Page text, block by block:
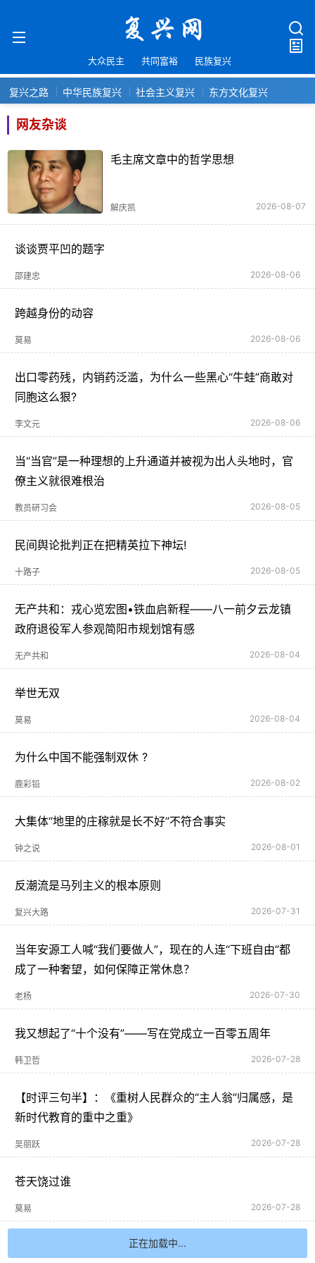
大众民主 共同富裕 民族复兴
复兴之路 中华民族复兴 社会主义复兴 东方文化复兴
网友杂谈
毛主席文章中的哲学思想
解庆凯 2026-08-07
谈谈贾平凹的题字
邵建忠 2026-08-06
跨越身份的动容
莫易 2026-08-06
出口零药残，内销药泛滥，为什么一些黑心“牛蛙”商敢对
同胞这么狠?
李文元 2026-08-06
当“当官”是一种理想的上升通道并被视为出人头地时，官
僚主义就很难根治
教员研习会 2026-08-05
民间舆论批判正在把精英拉下神坛!
十路子 2026-08-05
无产共和：戎心览宏图•铁血启新程——八一前夕云龙镇
政府退役军人参观简阳市规划馆有感
无产共和 2026-08-04
举世无双
莫易 2026-08-04
为什么中国不能强制双休 ?
鹿彩铅 2026-08-02
大集体“地里的庄稼就是长不好”不符合事实
钟之说 2026-08-01
反潮流是马列主义的根本原则
复兴大路 2026-07-31
当年安源工人喊“我们要做人”，现在的人连“下班自由”都
成了一种奢望，如何保障正常休息？
老杨 2026-07-30
我又想起了“十个没有”——写在党成立一百零五周年
韩卫哲 2026-07-28
【时评三句半】：《重树人民群众的“主人翁”归属感，是
新时代教育的重中之重》
吴丽跃 2026-07-28
苍天饶过谁
莫易 2026-07-28
正在加载中...